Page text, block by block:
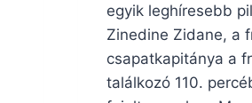
egyik leghíresebb
Zinedine Zidane, a
csapatkapitánya a
találkozó 110.